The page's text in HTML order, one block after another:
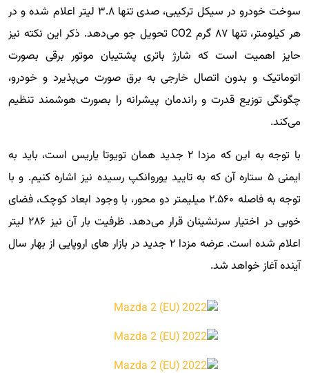
سوخت خودرو در سیکل ترکیبی، صدی تنها ۳.۸ لیتر اعلام شده و در
هر کیلومتر، تنها ۸۷ گرم CO2 تحویل جو می‌دهد. ذکر این نکته نیز
حایز اهمیت است که شارژ باتری پشتیبان موتور برقی بصورت
اتوماتیک و بدون اتصال خارجی به برق صورت می‌پذیرد و خودرو،
چگونگی توزیع قدرت و راندمان پیشرانه را بصورت هوشمند تنظیم
می‌کند.
با توجه به این که مزدا ۲ جدید همان تویوتا یاریس است، باید به
ایمنی ۵ ستاره آن که به تایید یوروانکپ رسیده نیز اشاره کنیم. و با
توجه به فاصله ۲.۵۶۰ میلیمتر دو محور، با وجود ابعاد کوچک، فضای
خوبی در اختیار سرنشینان قرار می‌دهد. ظرفیت بار آن نیز ۲۸۶ لیتر
اعلام شده است. عرضه مزدا ۲ جدید در بازار های اروپایی از بهار سال
آینده آغاز خواهد شد.